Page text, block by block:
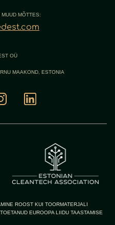
MÕTTES:
OÜ
MAAKOND, ESTONIA
ROOST KUI TOORMATERJALI
EUROOPA LIIDU TAASTAMISE